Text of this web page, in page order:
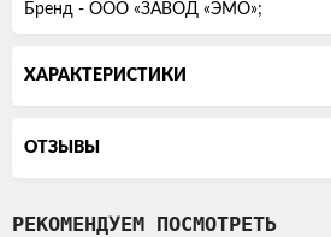
Бренд - ООО «ЗАВОД «ЭМО»;
ХАРАКТЕРИСТИКИ
ОТЗЫВЫ
РЕКОМЕНДУЕМ ПОСМОТРЕТЬ